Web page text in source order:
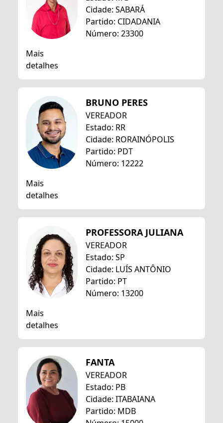
Cidade: SABARÁ
Partido: CIDADANIA
Número: 23300
Mais
detalhes
BRUNO PERES
VEREADOR
Estado: RR
Cidade: RORAINÓPOLIS
Partido: PDT
Número: 12222
Mais
detalhes
PROFESSORA JULIANA
VEREADOR
Estado: SP
Cidade: LUÍS ANTÔNIO
Partido: PT
Número: 13200
Mais
detalhes
FANTA
VEREADOR
Estado: PB
Cidade: ITABAIANA
Partido: MDB